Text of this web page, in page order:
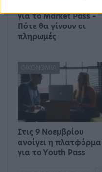
για το Market Pass –
Πότε θα γίνουν οι
πληρωμές
ΟΙΚΟΝΟΜΊΑ
Στις 9 Νοεμβρίου
ανοίγει η πλατφόρμα
για το Υouth Pass